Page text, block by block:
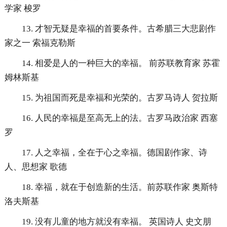
学家 梭罗
13. 才智无疑是幸福的首要条件。古希腊三大悲剧作
家之一 索福克勒斯
14. 相爱是人的一种巨大的幸福。 前苏联教育家 苏霍
姆林斯基
15. 为祖国而死是幸福和光荣的。古罗马诗人 贺拉斯
16. 人民的幸福是至高无上的法。古罗马政治家 西塞
罗
17. 人之幸福，全在于心之幸福。德国剧作家、诗
人、思想家 歌德
18. 幸福，就在于创造新的生活。前苏联作家 奥斯特
洛夫斯基
19. 没有儿童的地方就没有幸福。 英国诗人 史文朋